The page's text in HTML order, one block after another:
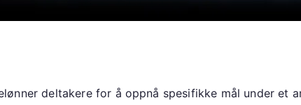
deltakere for å oppnå spesifikke mål under et